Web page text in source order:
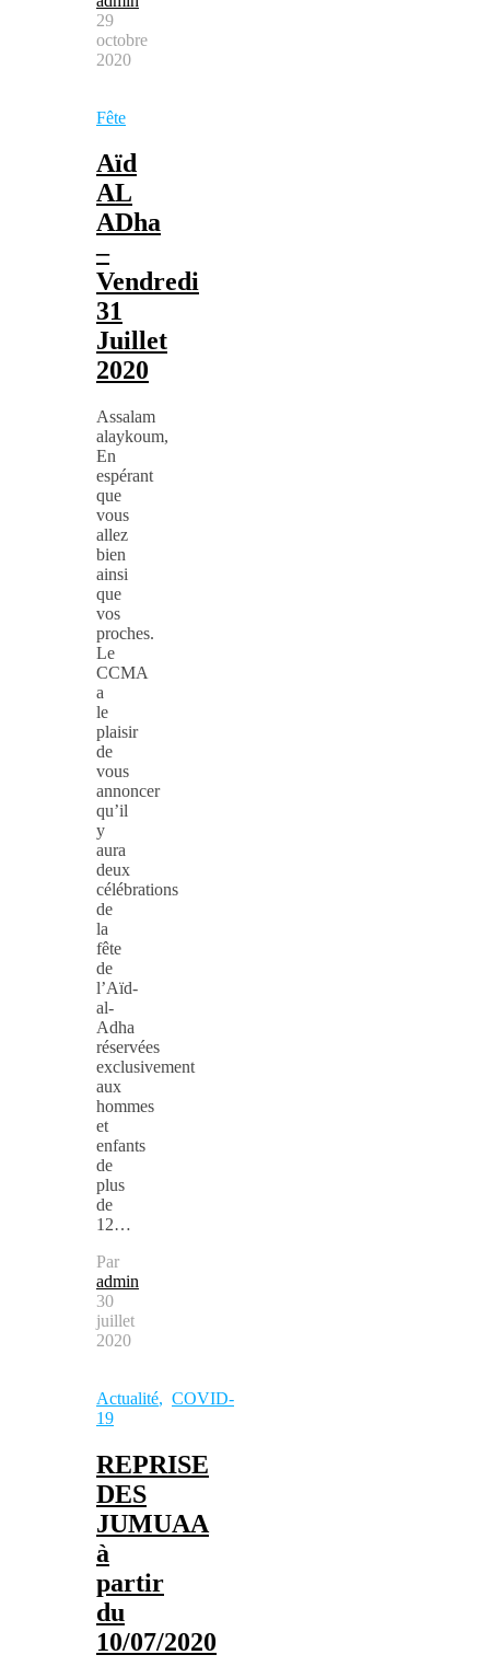
29
octobre
2020
Fête
Aïd
AL
ADha
–
Vendredi
31
Juillet
2020
Assalam
alaykoum,
En
espérant
que
vous
allez
bien
ainsi
que
vos
proches.
Le
CCMA
a
le
plaisir
de
vous
annoncer
qu’il
y
aura
deux
célébrations
de
la
fête
de
l’Aïd-
al-
Adha
réservées
exclusivement
aux
hommes
et
enfants
de
plus
de
12…
Par
admin
30
juillet
2020
Actualité, COVID-
19
REPRISE
DES
JUMUAA
à
partir
du
10/07/2020